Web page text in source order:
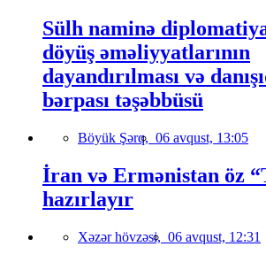
Sülh naminə
döyüş əməliyyatlarının
dayandırılması və
bərpası təşəbbüsü
Böyük Şərq, 06 avqust, 13:05
İran və Ermənistan öz
hazırlayır
Xəzər hövzəsi, 06 avqust, 12:31